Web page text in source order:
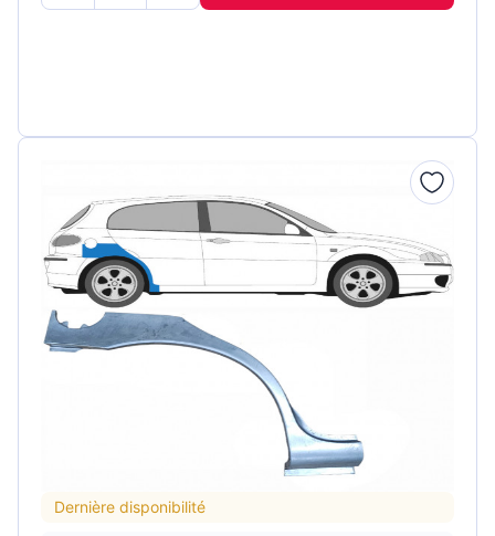
Dernière disponibilité